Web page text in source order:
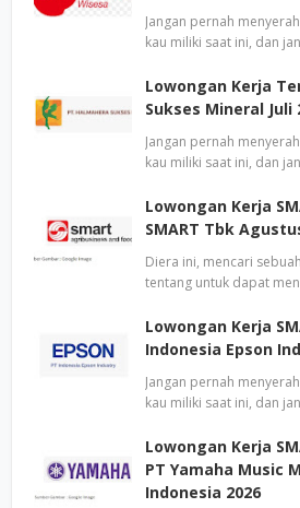
Jangan pernah
kau miliki saat ini, dan
Lowongan Kerja
Sukses Mineral Juli
Jangan pernah
kau miliki saat ini, dan
Lowongan Kerja
SMART Tbk
Diera ini, mencari
tentang untuk dapat
Lowongan Kerja
Indonesia Epson
Jangan pernah
kau miliki saat ini, dan
Lowongan Kerja
PT Yamaha Music
Indonesia 2026